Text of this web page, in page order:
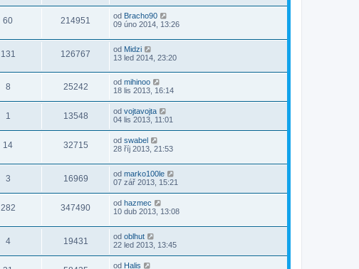
60 214951 od Bracho90
09 úno 2014, 13:26
131 126767 od Midzi
13 led 2014, 23:20
8 25242 od mihinoo
18 lis 2013, 16:14
1 13548 od vojtavojta
04 lis 2013, 11:01
14 32715 od swabel
28 říj 2013, 21:53
3 16969 od marko100le
07 zář 2013, 15:21
282 347490 od hazmec
10 dub 2013, 13:08
4 19431 od oblhut
22 led 2013, 13:45
od Halis